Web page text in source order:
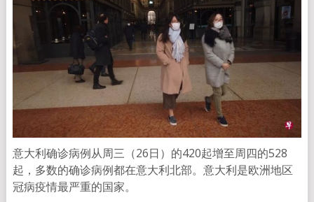
意大利确诊病例从周三（26日）的420起增至周四的528
起，多数的确诊病例都在意大利北部。意大利是欧洲地区
冠病疫情最严重的国家。